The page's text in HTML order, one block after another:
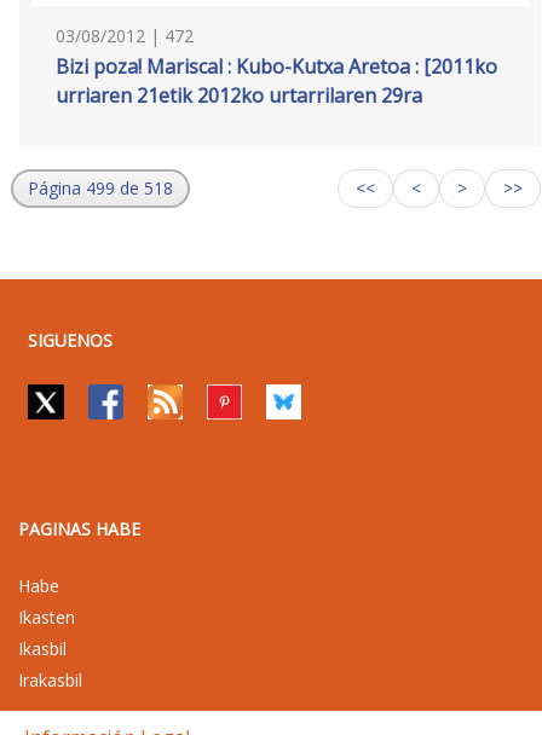
03/08/2012 | 472
Bizi poza! Mariscal : Kubo-Kutxa Aretoa : [2011ko
urriaren 21etik 2012ko urtarrilaren 29ra
Página 499 de 518 << < > >>
SIGUENOS
PAGINAS HABE
Habe
Ikasten
Ikasbil
Irakasbil